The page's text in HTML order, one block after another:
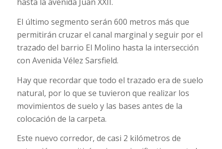
El último segmento serán 600 metros más que
permitirán cruzar el canal marginal y seguir por el
trazado del barrio El Molino hasta la intersección
con Avenida Vélez Sarsfield.
Hay que recordar que todo el trazado era de suelo
natural, por lo que se tuvieron que realizar los
movimientos de suelo y las bases antes de la
colocación de la carpeta.
Este nuevo corredor, de casi 2 kilómetros de